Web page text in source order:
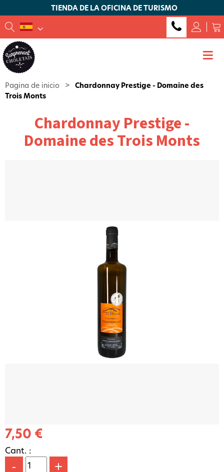
TIENDA DE LA OFICINA DE TURISMO
Pagina de inicio > Chardonnay Prestige - Domaine des
Trois Monts
Chardonnay Prestige -
Domaine des Trois Monts
7,50 €
Cant. :
- +